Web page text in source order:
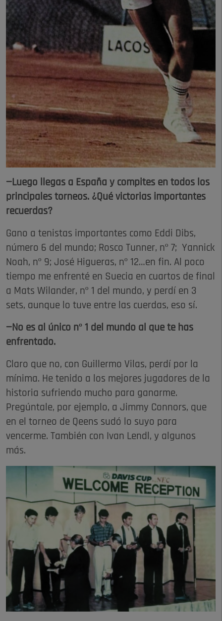
—Luego llegas a España y compites en todos los
principales torneos. ¿Qué victorias importantes
recuerdas?
Gano a tenistas importantes como Eddi Dibs,
número 6 del mundo; Rosco Tunner, nº 7; Yannick
Noah, nº 9; José Higueras, nº 12…en fin. Al poco
tiempo me enfrenté en Suecia en cuartos de final
a Mats Wilander, nº 1 del mundo, y perdí en 3
sets, aunque lo tuve entre las cuerdas, eso sí.
—No es al único nº 1 del mundo al que te has
enfrentado.
Claro que no, con Guillermo Vilas, perdí por la
mínima. He tenido a los mejores jugadores de la
historia sufriendo mucho para ganarme.
Pregúntale, por ejemplo, a Jimmy Connors, que
en el torneo de Qeens sudó lo suyo para
vencerme. También con Ivan Lendl, y algunos
más.